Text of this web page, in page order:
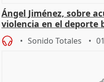
Ángel Jiménez, sobre
violencia en el deporte
Sonido Totales